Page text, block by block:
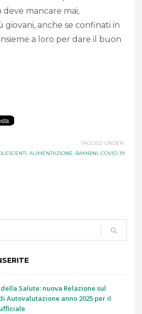
mancare mai,
anche se confinati in
a loro per dare il buon
TAGGED UNDER:
, ALIMENTAZIONE, BAMBINI, COVID-19
Salute: nuova Relazione sul
Autovalutazione anno 2025 per il